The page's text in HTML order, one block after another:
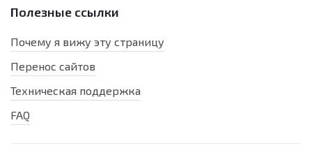
Полезные ссылки
Почему я вижу эту страницу
Перенос сайтов
Техническая поддержка
FAQ